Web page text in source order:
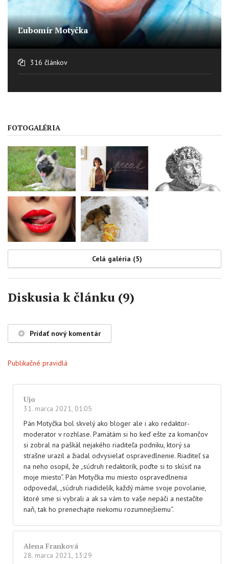
Ľubomír Motyčka
316 článkov
FOTOGALÉRIA
Celá galéria (5)
Diskusia k článku (9)
Pridať nový komentár
Publikačné pravidlá
Ujo
31. marca 2021, 01:05
Pán Motyčka bol skvelý ako bloger ale i ako redaktor-
moderator v rozhlase. Pamätám si ho keď ešte za komančov
si zobral na paškál nejakého riaditeľa podniku, ktorý sa
strašne urazil a žiadal odvysielať ospravedlnenie. Riaditeľ sa
na neho osopil, že „súdruh redaktorík, poďte si to skúsiť na
moje miesto“. Pán Motyčka mu miesto ospravedlnenia
odpovedal, „súdruh riadidelík, každý máme svoje povolanie,
ktoré sme si vybrali a ak sa vám to vaše nepáči a nestačíte
naň, tak ho prenechajte niekomu rozumnejšiemu“.
Alena Franková
28. marca 2021, 13:29